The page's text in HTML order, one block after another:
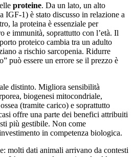
proteine. Da un lato, un alto
IGF-1) è stato discusso in relazione a
la proteina è essenziale per
e immunità, soprattutto con l’età. Il
proteico cambia tra un adulto
a rischio sarcopenia. Ridurre
può essere un errore se il prezzo è
distinto. Migliora sensibilità
biogenesi mitocondriale,
(tramite carico) e soprattutto
offre una parte dei benefici attribuiti
più gestibile. Non come
in competenza biologica.
molti dati animali arrivano da contesti